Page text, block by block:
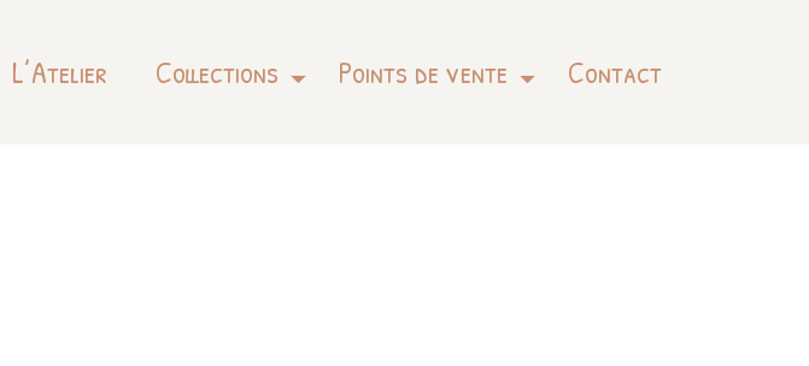
L’Atelier Collections Points de vente Contact